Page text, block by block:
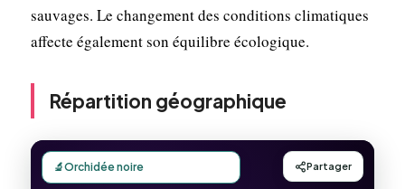
sauvages. Le changement des conditions climatiques
affecte également son équilibre écologique.
Répartition géographique